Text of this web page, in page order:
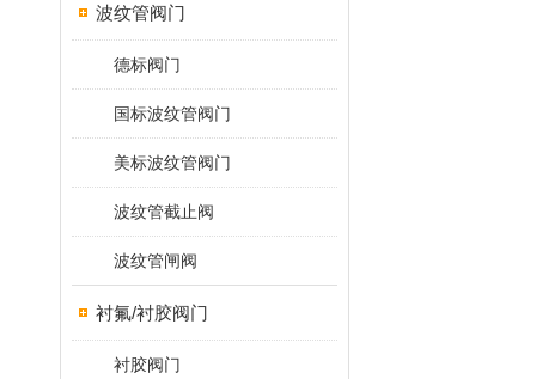
波纹管阀门
德标阀门
国标波纹管阀门
美标波纹管阀门
波纹管截止阀
波纹管闸阀
衬氟/衬胶阀门
衬胶阀门